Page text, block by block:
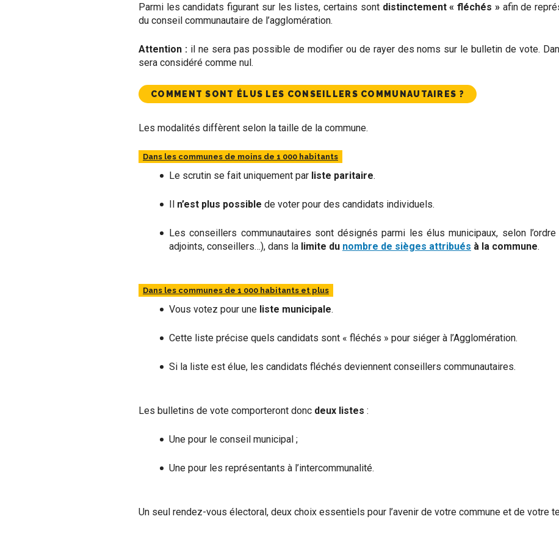
Parmi les candidats figurant sur les listes, certains sont distinctement « fléchés »afin de
du conseil communautaire de l’agglomération.
Attention :il ne sera pas possible de modifier ou de rayer des noms sur le bulletin de vote.
sera considéré comme nul.
COMMENT SONT ÉLUS LES CONSEILLERS COMMUNAUTAIRES ?
Les modalités diffèrent selon la taille de la commune.
Dans les communes de moins de 1 000 habitants
Le scrutin se fait uniquement par liste paritaire.
Il n’est plus possible de voter pour des candidats individuels.
Les conseillers communautaires sont désignés parmi les élus municipaux, selon
adjoints, conseillers…), dans la limite du nombre de sièges attribués à la commune.
Dans les communes de 1 000 habitants et plus
Vous votez pour une liste municipale.
Cette liste précise quels candidats sont « fléchés » pour siéger à l’Agglomération.
Si la liste est élue, les candidats fléchés deviennent conseillers communautaires.
Les bulletins de vote comporteront donc deux listes :
Une pour le conseil municipal ;
Une pour les représentants à l’intercommunalité.
Un seul rendez-vous électoral, deux choix essentiels pour l’avenir de votre commune et de votre